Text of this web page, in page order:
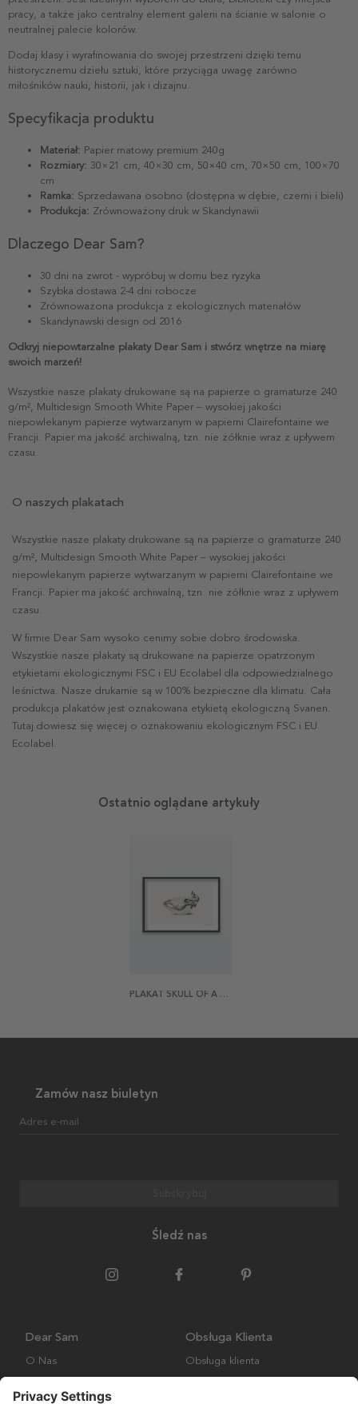
pracy, a także jako centralny element galerii na ścianie w salonie o
neutralnej palecie kolorów.
Dodaj klasy i wyrafinowania do swojej przestrzeni dzięki temu
historycznemu dziełu sztuki, które przyciąga uwagę zarówno
miłośników nauki, historii, jak i dizajnu.
Specyfikacja produktu
Materiał: Papier matowy premium 240g
Rozmiary: 30×21 cm, 40×30 cm, 50×40 cm, 70×50 cm, 100×70
cm
Ramka: Sprzedawana osobno (dostępna w dębie, czerni i bieli)
Produkcja: Zrównoważony druk w Skandynawii
Dlaczego Dear Sam?
30 dni na zwrot - wypróbuj w domu bez ryzyka
Szybka dostawa 2-4 dni robocze
Zrównoważona produkcja z ekologicznych materiałów
Skandynawski design od 2016
Odkryj niepowtarzalne plakaty Dear Sam i stwórz wnętrze na miarę
swoich marzeń!
Wszystkie nasze plakaty drukowane są na papierze o gramaturze 240
g/m², Multidesign Smooth White Paper – wysokiej jakości
niepowlekanym papierze wytwarzanym w papierni Clairefontaine we
Francji. Papier ma jakość archiwalną, tzn. nie żółknie wraz z upływem
czasu.
O naszych plakatach
Wszystkie nasze plakaty drukowane są na papierze o gramaturze 240
g/m², Multidesign Smooth White Paper – wysokiej jakości
niepowlekanym papierze wytwarzanym w papierni Clairefontaine we
Francji. Papier ma jakość archiwalną, tzn. nie żółknie wraz z upływem
czasu.
W firmie Dear Sam wysoko cenimy sobie dobro środowiska.
Wszystkie nasze plakaty są drukowane na papierze opatrzonym
etykietami ekologicznymi FSC i EU Ecolabel dla odpowiedzialnego
leśnictwa. Nasze drukarnie są w 100% bezpieczne dla klimatu. Cała
produkcja plakatów jest oznakowana etykietą ekologiczną Svanen.
Tutaj dowiesz się więcej o oznakowaniu ekologicznym FSC i EU
Ecolabel.
Ostatnio oglądane artykuły
PLAKAT SKULL OF A COW
Zamów nasz biuletyn
Adres e-mail
Śledź nas
Dear Sam
O Nas
Obsługa Klienta
Obsługa klienta